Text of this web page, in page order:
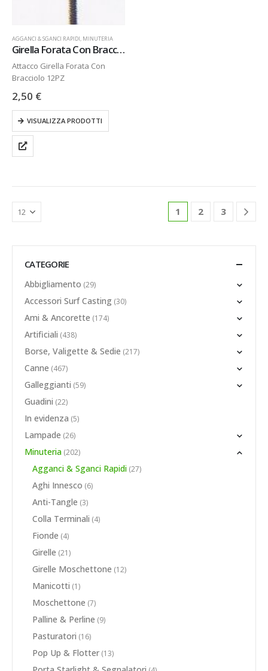
AGGANCI & SGANCI RAPIDI, MINUTERIA
Girella Forata Con Bracciolo 12PZ
Attacco Girella Forata Con
Bracciolo 12PZ
2,50 €
VISUALIZZA PRODOTTI
1 2 3
CATEGORIE
Abbigliamento (29)
Accessori Surf Casting (30)
Ami & Ancorette (174)
Artificiali (438)
Borse, Valigette & Sedie (217)
Canne (467)
Galleggianti (59)
Guadini (22)
In evidenza (5)
Lampade (26)
Minuteria (202)
Agganci & Sganci Rapidi (27)
Aghi Innesco (6)
Anti-Tangle (3)
Colla Terminali (4)
Fionde (4)
Girelle (21)
Girelle Moschettone (12)
Manicotti (1)
Moschettone (7)
Palline & Perline (9)
Pasturatori (16)
Pop Up & Flotter (13)